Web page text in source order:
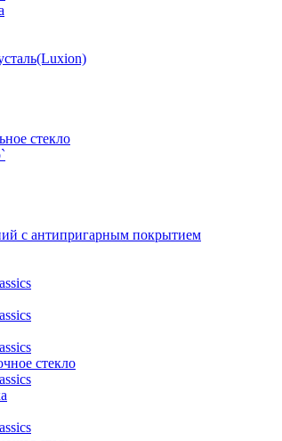
стекло
с антипригарным покрытием
стекло